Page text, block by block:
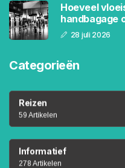
Hoeveel
handbagage
28 juli 2026
Categorieën
Reizen
59 Artikelen
Informatief
278 Artikelen